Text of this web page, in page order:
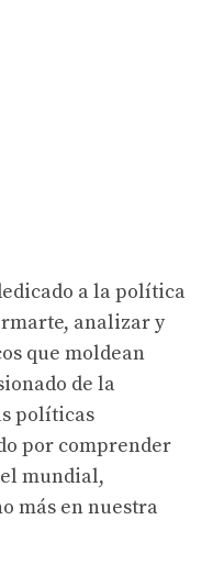
a la política
analizar y
que moldean
de la
políticas
por comprender
mundial,
más en nuestra